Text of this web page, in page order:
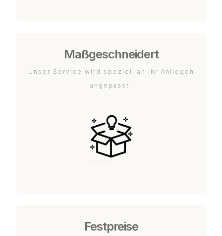
Maßgeschneidert
Unser Service wird speziell an Ihr Anliegen
angepasst.
Festpreise